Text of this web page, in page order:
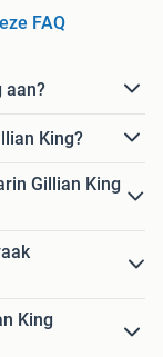
FAQ
aan?
King?
Gillian King
King